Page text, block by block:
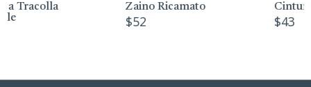
Zaino Ricamato Cintura ricamata